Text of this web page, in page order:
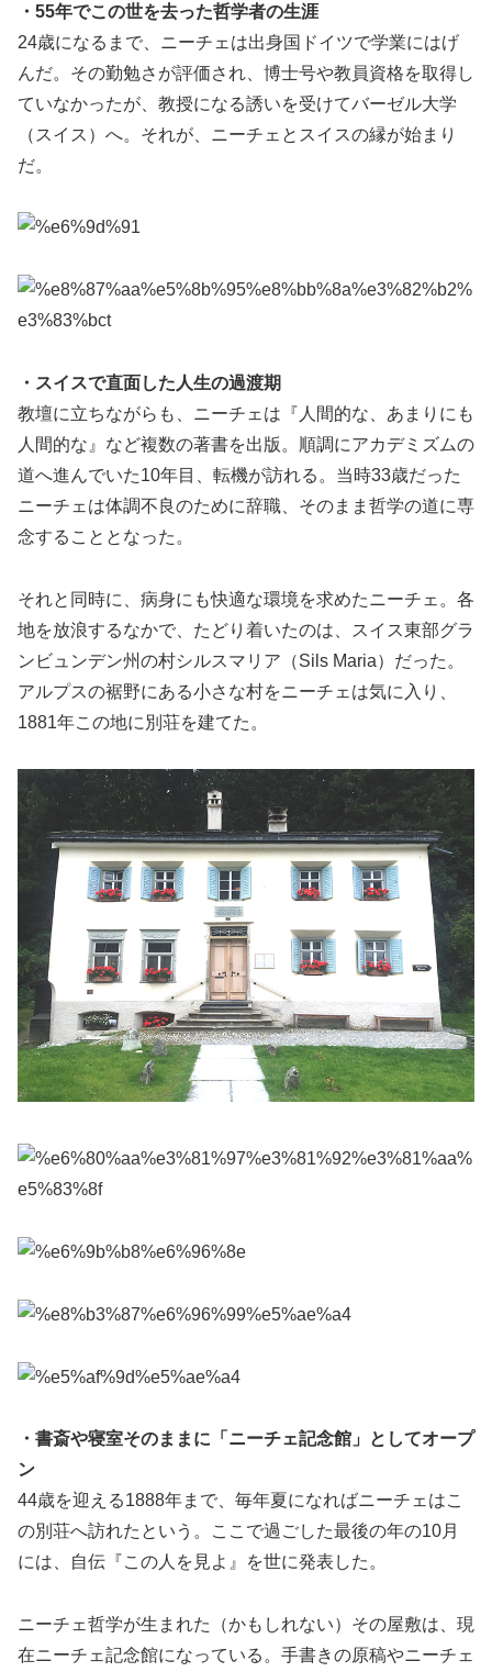
・55年でこの世を去った哲学者の生涯
24歳になるまで、ニーチェは出身国ドイツで学業にはげ
んだ。その勤勉さが評価され、博士号や教員資格を取得し
ていなかったが、教授になる誘いを受けてバーゼル大学
（スイス）へ。それが、ニーチェとスイスの縁が始まり
だ。
・スイスで直面した人生の過渡期
教壇に立ちながらも、ニーチェは『人間的な、あまりにも
人間的な』など複数の著書を出版。順調にアカデミズムの
道へ進んでいた10年目、転機が訪れる。当時33歳だった
ニーチェは体調不良のために辞職、そのまま哲学の道に専
念することとなった。
それと同時に、病身にも快適な環境を求めたニーチェ。各
地を放浪するなかで、たどり着いたのは、スイス東部グラ
ンビュンデン州の村シルスマリア（Sils Maria）だった。
アルプスの裾野にある小さな村をニーチェは気に入り、
1881年この地に別荘を建てた。
・書斎や寝室そのままに「ニーチェ記念館」としてオープ
ン
44歳を迎える1888年まで、毎年夏になればニーチェはこ
の別荘へ訪れたという。ここで過ごした最後の年の10月
には、自伝『この人を見よ』を世に発表した。
ニーチェ哲学が生まれた（かもしれない）その屋敷は、現
在ニーチェ記念館になっている。手書きの原稿やニーチェ